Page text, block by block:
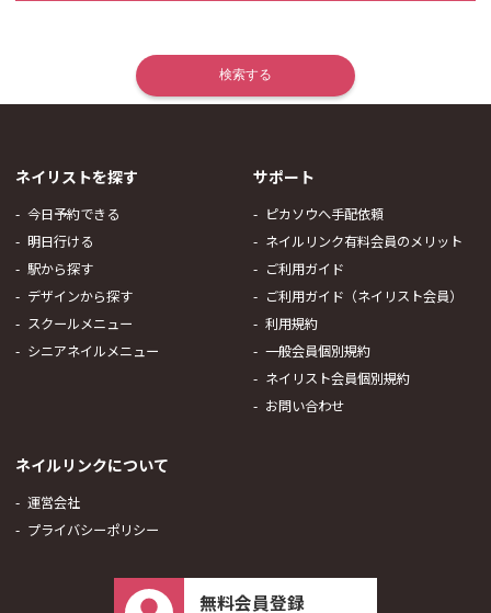
ネイリストを探す
今日予約できる
明日行ける
駅から探す
デザインから探す
スクールメニュー
シニアネイルメニュー
サポート
ピカソウへ手配依頼
ネイルリンク有料会員のメリット
ご利用ガイド
ご利用ガイド（ネイリスト会員）
利用規約
一般会員個別規約
ネイリスト会員個別規約
お問い合わせ
ネイルリンクについて
運営会社
プライバシーポリシー
無料会員登録